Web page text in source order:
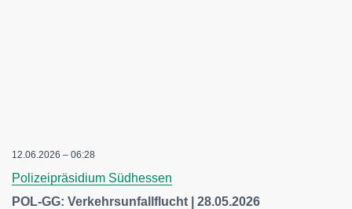
12.06.2026 – 06:28
Polizeipräsidium Südhessen
POL-GG: Verkehrsunfallflucht | 28.05.2026